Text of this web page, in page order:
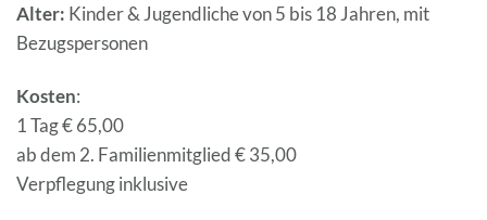
Alter: Kinder & Jugendliche von 5 bis 18 Jahren, mit
Bezugspersonen
Kosten:
1 Tag € 65,00
ab dem 2. Familienmitglied € 35,00
Verpflegung inklusive